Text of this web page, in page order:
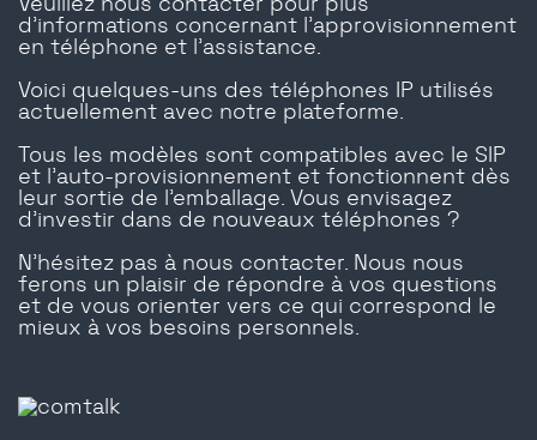
d'informations concernant l'approvisionnement
en téléphone et l'assistance.
Voici quelques-uns des téléphones IP utilisés
actuellement avec notre plateforme.
Tous les modèles sont compatibles avec le SIP
et l'auto-provisionnement et fonctionnent dès
leur sortie de l'emballage. Vous envisagez
d'investir dans de nouveaux téléphones ?
N'hésitez pas à nous contacter. Nous nous
ferons un plaisir de répondre à vos questions
et de vous orienter vers ce qui correspond le
mieux à vos besoins personnels.